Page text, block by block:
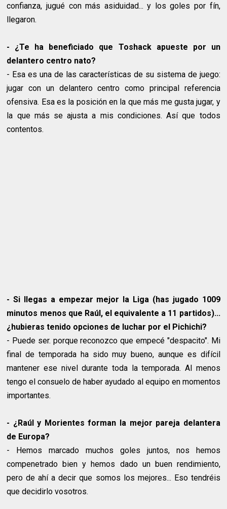
confianza, jugué con más asiduidad... y los goles por fín,
llegaron.
- ¿Te ha beneficiado que Toshack apueste por un
delantero centro nato?
- Esa es una de las características de su sistema de juego:
jugar con un delantero centro como principal referencia
ofensiva. Esa es la posición en la que más me gusta jugar, y
la que más se ajusta a mis condiciones. Así que todos
contentos.
- Si llegas a empezar mejor la Liga (has jugado 1009
minutos menos que Raúl, el equivalente a 11 partidos)...
¿hubieras tenido opciones de luchar por el Pichichi?
- Puede ser. porque reconozco que empecé "despacito". Mi
final de temporada ha sido muy bueno, aunque es difícil
mantener ese nivel durante toda la temporada. Al menos
tengo el consuelo de haber ayudado al equipo en momentos
importantes.
- ¿Raúl y Morientes forman la mejor pareja delantera
de Europa?
- Hemos marcado muchos goles juntos, nos hemos
compenetrado bien y hemos dado un buen rendimiento,
pero de ahí a decir que somos los mejores... Eso tendréis
que decidirlo vosotros.